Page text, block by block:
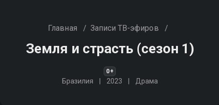
Главная / Записи ТВ-эфиров /
Земля и страсть (сезон 1)
0+
Бразилия 2023 Драма